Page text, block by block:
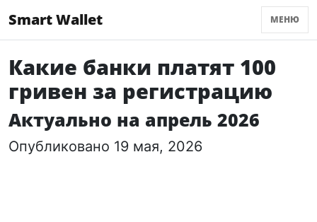
Smart Wallet МЕНЮ
Какие банки платят 100
гривен за регистрацию
Актуально на апрель 2026
Опубликовано 19 мая, 2026